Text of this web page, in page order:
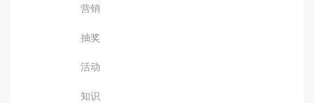
营销
抽奖
活动
知识